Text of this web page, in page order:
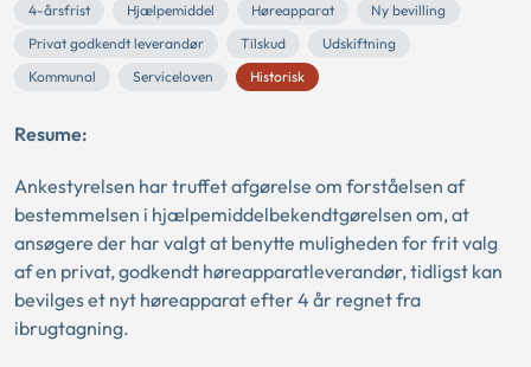
4-årsfrist Hjælpemiddel Høreapparat
Ny bevilling
Privat godkendt leverandør
Tilskud
Udskiftning
Kommunal
Serviceloven Historisk
Resume:
Ankestyrelsen har truffet afgørelse om forståelsen af
bestemmelsen i hjælpemiddelbekendtgørelsen om, at
ansøgere der har valgt at benytte muligheden for frit valg
af en privat, godkendt høreapparatleverandør, tidligst kan
bevilges et nyt høreapparat efter 4 år regnet fra
ibrugtagning.